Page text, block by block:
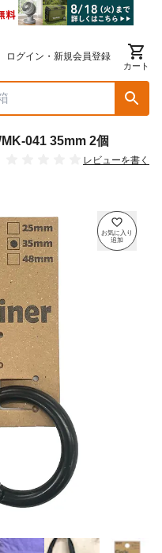
ログイン・新規会員登録
カート
041 35mm 2個
レビューを書く